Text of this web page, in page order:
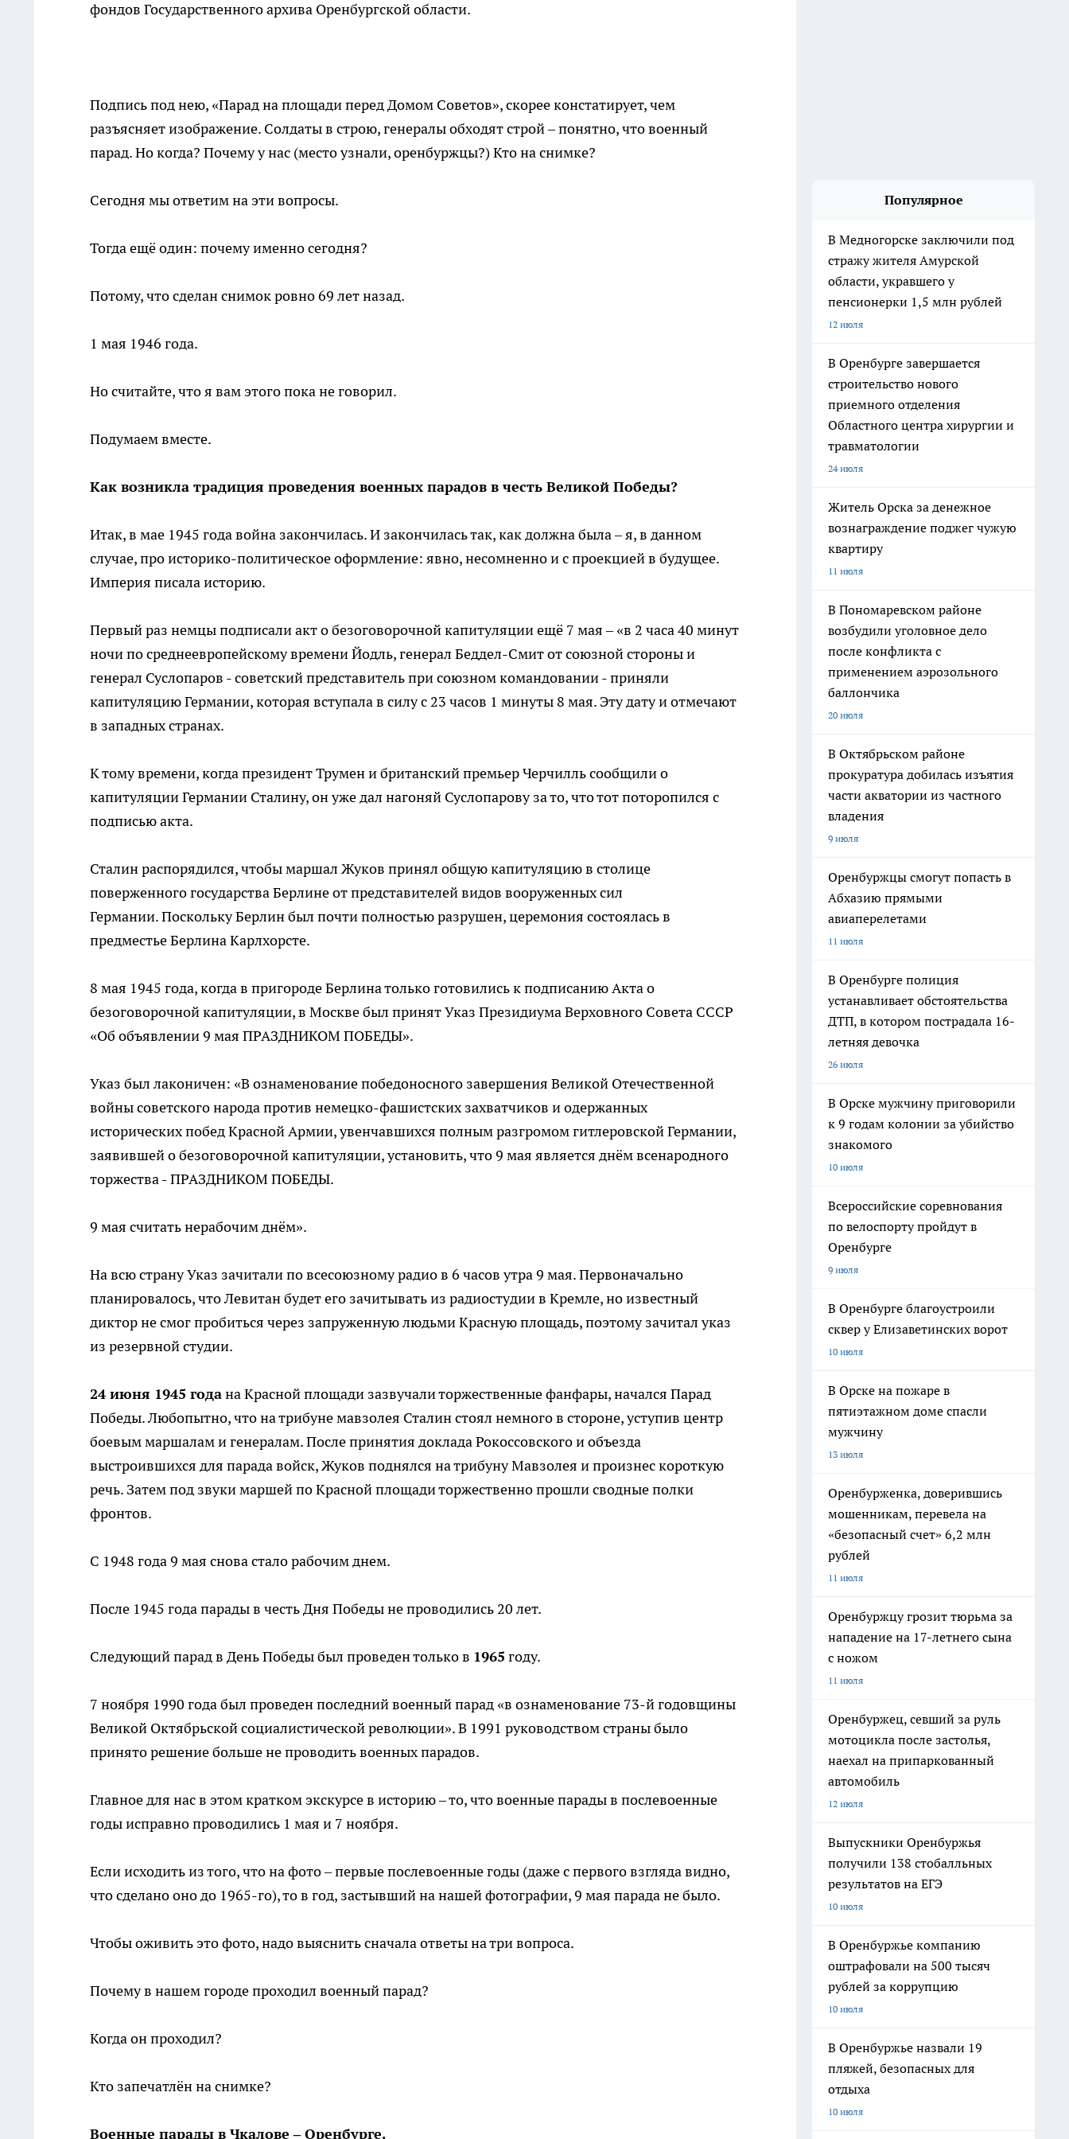
фондов Государственного архива Оренбургской области.
Подпись под нею, «Парад на площади перед Домом Советов», скорее констатирует, чем
разъясняет изображение. Солдаты в строю, генералы обходят строй – понятно, что военный
парад. Но когда? Почему у нас (место узнали, оренбуржцы?) Кто на снимке?
Сегодня мы ответим на эти вопросы.
Тогда ещё один: почему именно сегодня?
Потому, что сделан снимок ровно 69 лет назад.
1 мая 1946 года.
Но считайте, что я вам этого пока не говорил.
Подумаем вместе.
Как возникла традиция проведения военных парадов в честь Великой Победы?
Итак, в мае 1945 года война закончилась. И закончилась так, как должна была – я, в данном
случае, про историко-политическое оформление: явно, несомненно и с проекцией в будущее.
Империя писала историю.
Первый раз немцы подписали акт о безоговорочной капитуляции ещё 7 мая – «в 2 часа 40 минут
ночи по среднеевропейскому времени Йодль, генерал Беддел­-Смит от союзной стороны и
генерал Суслопаров - советский представитель при союзном командовании -­ приняли
капитуляцию Германии, которая вступала в силу с 23 часов 1 минуты 8 мая. Эту дату и отмечают
в западных странах.
К тому времени, когда президент Трумен и британский премьер Черчилль сообщили о
капитуляции Германии Сталину, он уже дал нагоняй Суслопарову за то, что тот поторопился с
подписью акта.
Сталин распорядился, чтобы маршал Жуков принял общую капитуляцию в столице
поверженного государства Берлине от представителей видов вооруженных сил
Германии. Поскольку Берлин был почти полностью разрушен, церемония состоялась в
предместье Берлина Карлхорсте.
8 мая 1945 года, когда в пригороде Берлина только готовились к подписанию Акта о
безоговорочной капитуляции, в Москве был принят Указ Президиума Верховного Совета СССР
«Об объявлении 9 мая ПРАЗДНИКОМ ПОБЕДЫ».
Указ был лаконичен: «В ознаменование победоносного завершения Великой Отечественной
войны советского народа против немецко-фашистских захватчиков и одержанных
исторических побед Красной Армии, увенчавшихся полным разгромом гитлеровской Германии,
заявившей о безоговорочной капитуляции, установить, что 9 мая является днём всенародного
торжества - ПРАЗДНИКОМ ПОБЕДЫ.
9 мая считать нерабочим днём».
На всю страну Указ зачитали по всесоюзному радио в 6 часов утра 9 мая. Первоначально
планировалось, что Левитан будет его зачитывать из радиостудии в Кремле, но известный
диктор не смог пробиться через запруженную людьми Красную площадь, поэтому зачитал указ
из резервной студии.
24 июня 1945 годана Красной площади зазвучали торжественные фанфары, начался Парад
Победы. Любопытно, что на трибуне мавзолея Сталин стоял немного в стороне, уступив центр
боевым маршалам и генералам. После принятия доклада Рокоссовского и объезда
выстроившихся для парада войск, Жуков поднялся на трибуну Мавзолея и произнес короткую
речь. Затем под звуки маршей по Красной площади торжественно прошли сводные полки
фронтов.
С 1948 года 9 мая снова стало рабочим днем.
После 1945 года парады в честь Дня Победы не проводились 20 лет.
Следующий парад в День Победы был проведен только в 1965 году.
7 ноября 1990 года был проведен последний военный парад «в ознаменование 73-й годовщины
Великой Октябрьской социалистической революции». В 1991 руководством страны было
принято решение больше не проводить военных парадов.
Главное для нас в этом кратком экскурсе в историю – то, что военные парады в послевоенные
годы исправно проводились 1 мая и 7 ноября.
Если исходить из того, что на фото – первые послевоенные годы (даже с первого взгляда видно,
что сделано оно до 1965-го), то в год, застывший на нашей фотографии, 9 мая парада не было.
Чтобы оживить это фото, надо выяснить сначала ответы на три вопроса.
Почему в нашем городе проходил военный парад?
Когда он проходил?
Кто запечатлён на снимке?
Военные парады в Чкалове – Оренбурге.
Популярное
В Медногорске заключили под
стражу жителя Амурской
области, укравшего у
пенсионерки 1,5 млн рублей
12 июля
В Оренбурге завершается
строительство нового
приемного отделения
Областного центра хирургии и
травматологии
24 июля
Житель Орска за денежное
вознаграждение поджег чужую
квартиру
11 июля
В Пономаревском районе
возбудили уголовное дело
после конфликта с
применением аэрозольного
баллончика
20 июля
В Октябрьском районе
прокуратура добилась изъятия
части акватории из частного
владения
9 июля
Оренбуржцы смогут попасть в
Абхазию прямыми
авиаперелетами
11 июля
В Оренбурге полиция
устанавливает обстоятельства
ДТП, в котором пострадала 16-
летняя девочка
26 июля
В Орске мужчину приговорили
к 9 годам колонии за убийство
знакомого
10 июля
Всероссийские соревнования
по велоспорту пройдут в
Оренбурге
9 июля
В Оренбурге благоустроили
сквер у Елизаветинских ворот
10 июля
В Орске на пожаре в
пятиэтажном доме спасли
мужчину
13 июля
Оренбурженка, доверившись
мошенникам, перевела на
«безопасный счет» 6,2 млн
рублей
11 июля
Оренбуржцу грозит тюрьма за
нападение на 17-летнего сына
с ножом
11 июля
Оренбуржец, севший за руль
мотоцикла после застолья,
наехал на припаркованный
автомобиль
12 июля
Выпускники Оренбуржья
получили 138 стобалльных
результатов на ЕГЭ
10 июля
В Оренбуржье компанию
оштрафовали на 500 тысяч
рублей за коррупцию
10 июля
В Оренбуржье назвали 19
пляжей, безопасных для
отдыха
10 июля